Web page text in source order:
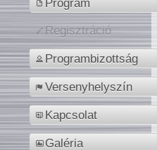
Regisztráció
Programbizottság
Versenyhelyszín
Kapcsolat
Galéria